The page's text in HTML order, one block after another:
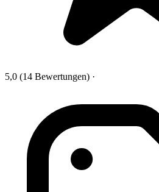
5,0 (14 Bewertungen) ·